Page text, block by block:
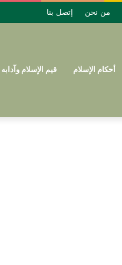
من نحن إتصل بنا
أحكام الإسلام قيم الإسلام وآدابه